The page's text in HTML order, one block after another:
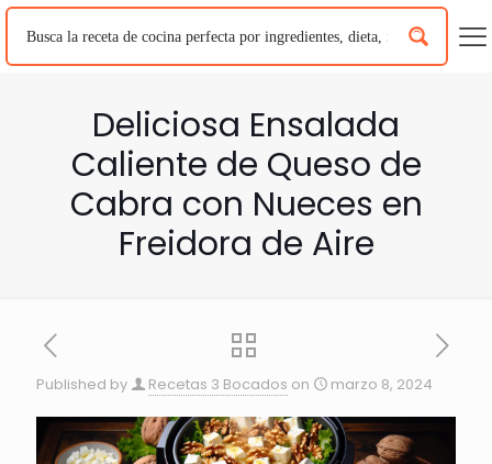
Deliciosa Ensalada
Caliente de Queso de
Cabra con Nueces en
Freidora de Aire
Published by Recetas 3 Bocados on marzo 8, 2024